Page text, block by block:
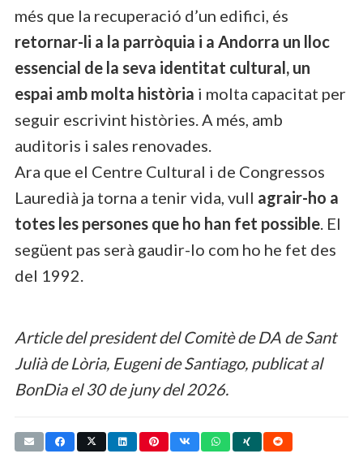
més que la recuperació d’un edifici, és
retornar-li a la parròquia i a Andorra un lloc
essencial de la seva identitat cultural, un
espai amb molta història i molta capacitat per
seguir escrivint històries. A més, amb
auditoris i sales renovades.
Ara que el Centre Cultural i de Congressos
Lauredià ja torna a tenir vida, vull agrair-ho a
totes les persones que ho han fet possible. El
següent pas serà gaudir-lo com ho he fet des
del 1992.
Article del president del Comitè de DA de Sant
Julià de Lòria, Eugeni de Santiago, publicat al
BonDia el 30 de juny del 2026.